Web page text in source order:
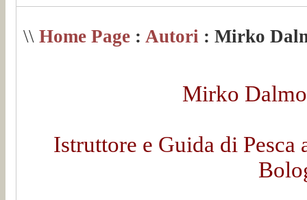
\\ Home Page : Autori : Mirko
Mirko
Istruttore e Guida di Pesca